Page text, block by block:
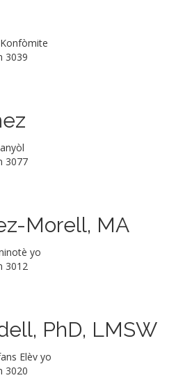
3039
3077
Morell, MA
yo
3012
PhD, LMSW
Elèv yo
3020